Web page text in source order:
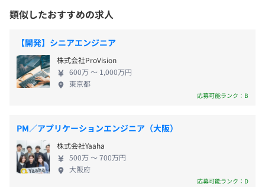
対策内容：屋内禁煙
京阪鴨東線「出町柳駅」より徒歩5分
・夏季休暇（2日間）
・年末年始休暇（12／29～1／3）
・有給休暇（6カ月勤務後に10日付与します）
・特別休暇（慶弔、創業記念日2/10など）
・住宅手当（一律3万円／月）
賞与：年2回（※過去実績1.5カ月／年）
と研究が海外へ流出している状況を懸念して、危機
感が募り事業をスタートさせました。コスト競争力
が高いため、製造方法開発といったソリューション
提供以外にも、新たな価値を提供するアプリケーシ
ョン展開を目指しています。 当社では、気体をナノ
レベルで制御する技術を利用した、小型軽量の次世
代ガスボンベ『CubiTan』の自社開発をおこなってい
注目されているサービスです。地方の余剰エネルギー
を『CubiTan』の宅配便で都市に運んだり、コンビニ
で『CubiTan』に詰めた水素を売るなど、さまざまな
構想があります。将来的には現在のエネルギー・イン
フラは、中央集権型から分散独立型グリッドに変化
類似したおすすめの求人
【開発】シニアエンジニア
株式会社ProVision
600万 〜 1,000万円
東京都
応募可能ランク：B
PM／アプリケーションエンジニア（大阪）
株式会社Yaaha
500万 〜 700万円
大阪府
応募可能ランク：D